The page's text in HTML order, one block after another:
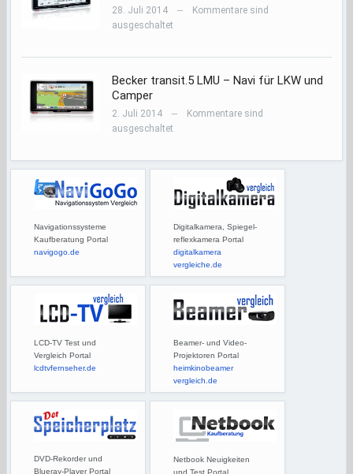
28. Juli 2014 —
Kommentare sind
ausgeschaltet
Becker transit.5 LMU – Navi für LKW und
Camper
2. Juli 2014 —
Kommentare sind
ausgeschaltet
Navigationssysteme
Kaufberatung Portal
navigogo.de
Digitalkamera, Spiegel-
reflexkamera Portal
digitalkamera
vergleiche.de
LCD-TV Test und
Vergleich Portal
lcdtvfernseher.de
Beamer- und Video-
Projektoren Portal
heimkinobeamer
vergleich.de
DVD-Rekorder und
Blueray-Player Portal
Netbook Neuigkeiten
und Test Portal